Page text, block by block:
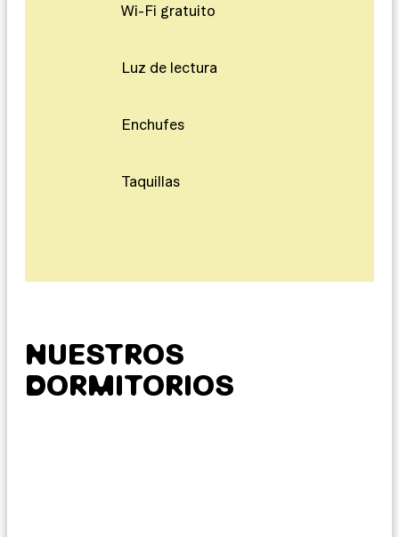
Wi-Fi gratuito
Luz de lectura
Enchufes
Taquillas
NUESTROS
DORMITORIOS